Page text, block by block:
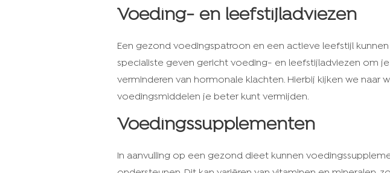
Voeding- en leefstijladviezen
Een gezond voedingspatroon en een actieve leefstijl
specialiste geven gericht voeding- en leefstijladviezen om
verminderen van hormonale klachten. Hierbij kijken we
voedingsmiddelen je beter kunt vermijden.
Voedingssupplementen
In aanvulling op een gezond dieet kunnen